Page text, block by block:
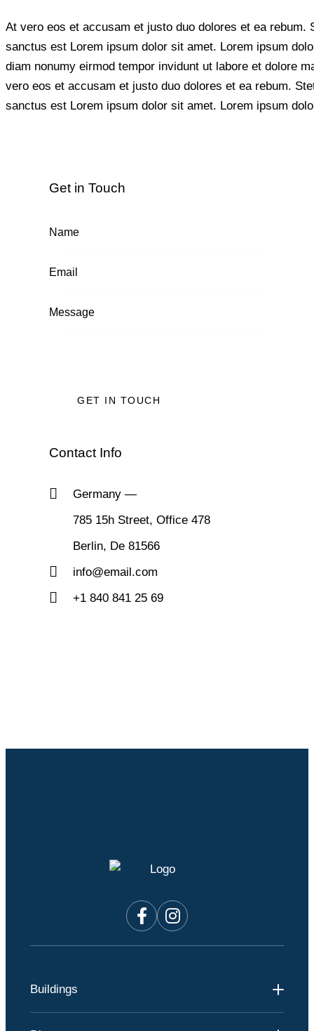
At vero eos et accusam et justo duo dolores et ea rebum.
sanctus est Lorem ipsum dolor sit amet. Lorem ipsum
diam nonumy eirmod tempor invidunt ut labore et dolore
vero eos et accusam et justo duo dolores et ea rebum.
sanctus est Lorem ipsum dolor sit amet. Lorem ipsum
Get in Touch
Contact Info
Germany —
785 15h Street, Office 478
Berlin, De 81566
info@email.com
+1 840 841 25 69
Buildings
Andmar 1